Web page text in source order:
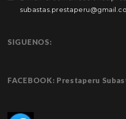
SIGUENOS:
FACEBOOK: Prestaperu